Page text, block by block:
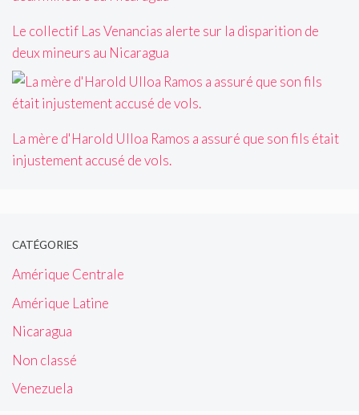
Le collectif Las Venancias alerte sur la disparition de
deux mineurs au Nicaragua
La mère d'Harold Ulloa Ramos a assuré que son fils était
injustement accusé de vols.
CATÉGORIES
Amérique Centrale
Amérique Latine
Nicaragua
Non classé
Venezuela